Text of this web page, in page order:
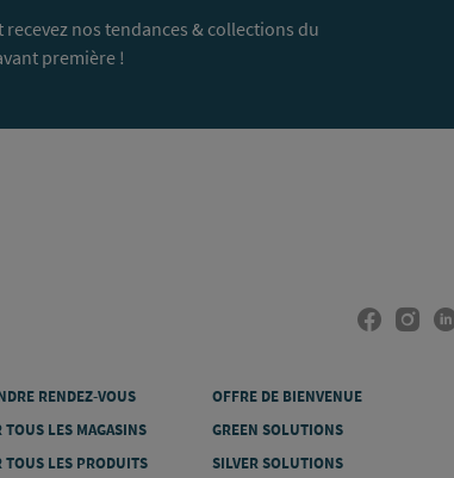
nos tendances & collections du
première !
RENDEZ-VOUS
TOUS LES MAGASINS
TOUS LES PRODUITS
OFFRE DE BIENVENUE
GREEN SOLUTIONS
SILVER SOLUTIONS